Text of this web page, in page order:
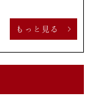
もっと見る >